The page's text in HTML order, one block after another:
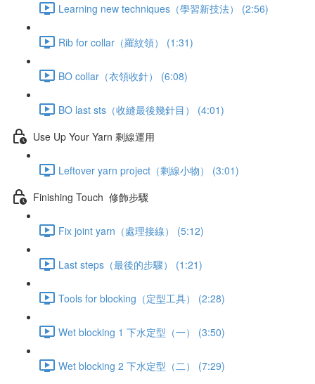
Learning new techniques（學習新技法） (2:56)
Rib for collar（羅紋領） (1:31)
BO collar（衣領收針） (6:08)
BO last sts（收縫最後幾針目） (4:01)
Use Up Your Yarn 剩線運用
Leftover yarn project（剩線小物） (3:01)
Finishing Touch 修飾步驟
Fix joint yarn（處理接線） (5:12)
Last steps（最後的步驟） (1:21)
Tools for blocking（定型工具） (2:28)
Wet blocking 1 下水定型（一） (3:50)
Wet blocking 2 下水定型（二） (7:29)